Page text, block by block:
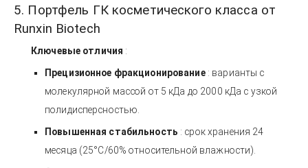
5. Портфель ГК косметического класса от
Runxin Biotech
Ключевые отличия :
Прецизионное фракционирование : варианты с
молекулярной массой от 5 кДа до 2000 кДа с узкой
полидисперсностью.
Повышенная стабильность : срок хранения 24
месяца (25°C/60% относительной влажности).